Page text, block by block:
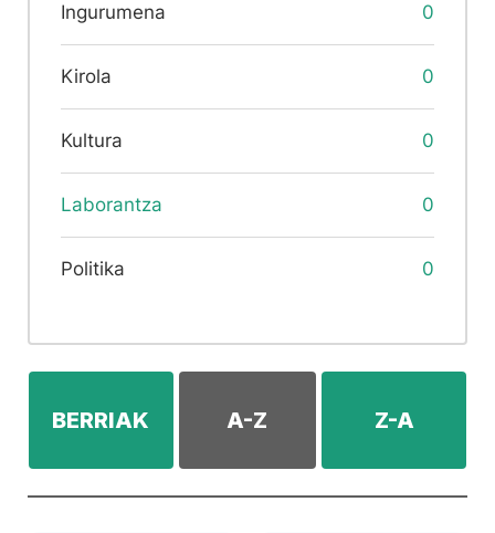
Ingurumena 0
Kirola 0
Kultura 0
Laborantza 0
Politika 0
BERRIAK A-Z Z-A